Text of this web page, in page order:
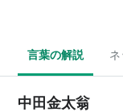
言葉の解説
中田金太翁